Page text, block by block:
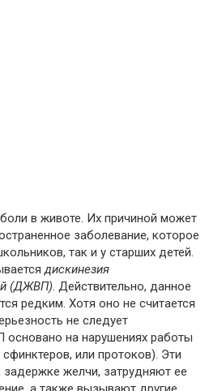
в животе. Их причиной может
заболевание, которое
так и у старших детей.
дискинезия
(ДЖВП). Действительно, данное
редким. Хотя оно не считается
не следует
на нарушениях работы
или протоков). Эти
задержке желчи, затрудняют ее